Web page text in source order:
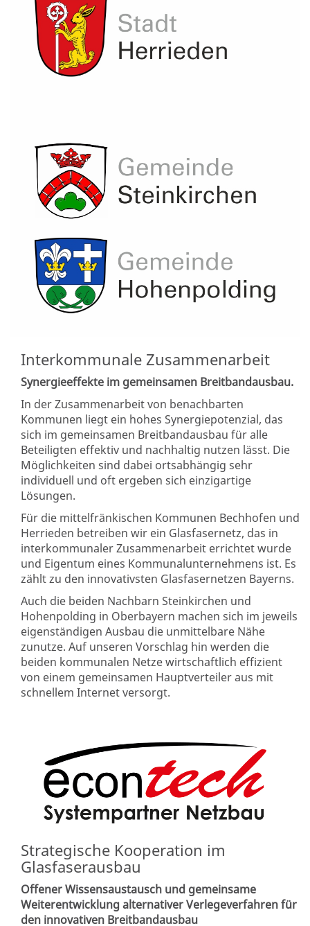
Interkommunale Zusammenarbeit
Synergieeffekte im gemeinsamen Breitbandausbau.
In der Zusammenarbeit von benachbarten
Kommunen liegt ein hohes Synergiepotenzial, das
sich im gemeinsamen Breitbandausbau für alle
Beteiligten effektiv und nachhaltig nutzen lässt. Die
Möglichkeiten sind dabei ortsabhängig sehr
individuell und oft ergeben sich einzigartige
Lösungen.
Für die mittelfränkischen Kommunen Bechhofen und
Herrieden betreiben wir ein Glasfasernetz, das in
interkommunaler Zusammenarbeit errichtet wurde
und Eigentum eines Kommunalunternehmens ist. Es
zählt zu den innovativsten Glasfasernetzen Bayerns.
Auch die beiden Nachbarn Steinkirchen und
Hohenpolding in Oberbayern machen sich im jeweils
eigenständigen Ausbau die unmittelbare Nähe
zunutze. Auf unseren Vorschlag hin werden die
beiden kommunalen Netze wirtschaftlich effizient
von einem gemeinsamen Hauptverteiler aus mit
schnellem Internet versorgt.
Strategische Kooperation im
Glasfaserausbau
Offener Wissensaustausch und gemeinsame
Weiterentwicklung alternativer Verlegeverfahren für
den innovativen Breitbandausbau